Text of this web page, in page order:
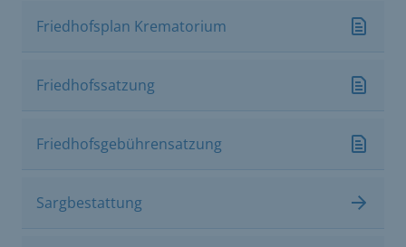
Friedhofsplan Krematorium
Friedhofssatzung
Friedhofsgebührensatzung
Sargbestattung